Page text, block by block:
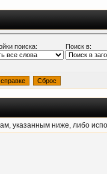
поиска: Поиск в:
указанным ниже, либо